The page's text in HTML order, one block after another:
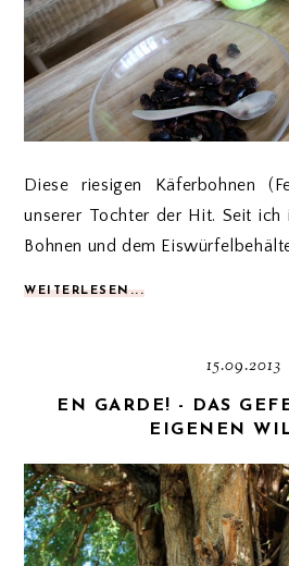
Diese riesigen Käferbohnen
unserer Tochter der Hit. Seit
Bohnen und dem
WEITERLESEN...
15.09.2013
EN GARDE! - DAS
EIGENEN